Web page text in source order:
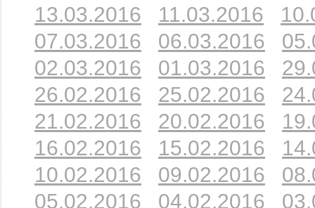
13.03.2016
11.03.2016
07.03.2016
06.03.2016
02.03.2016
01.03.2016
26.02.2016
25.02.2016
21.02.2016
20.02.2016
16.02.2016
15.02.2016
10.02.2016
09.02.2016
05.02.2016
04.02.2016